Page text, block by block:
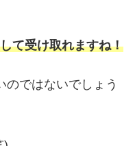
て受け取れますね！
のではないでしょう